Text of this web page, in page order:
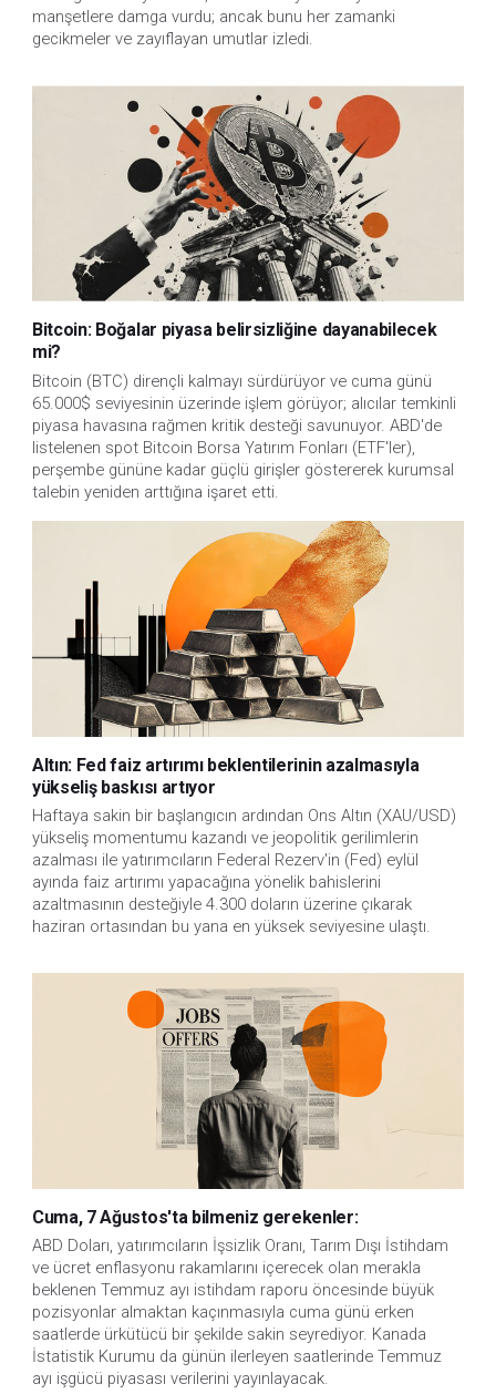
manşetlere damga vurdu; ancak bunu her zamanki
gecikmeler ve zayıflayan umutlar izledi.
Bitcoin: Boğalar piyasa belirsizliğine dayanabilecek
mi?
Bitcoin (BTC) dirençli kalmayı sürdürüyor ve cuma günü
65.000$ seviyesinin üzerinde işlem görüyor; alıcılar temkinli
piyasa havasına rağmen kritik desteği savunuyor. ABD'de
listelenen spot Bitcoin Borsa Yatırım Fonları (ETF'ler),
perşembe gününe kadar güçlü girişler göstererek kurumsal
talebin yeniden arttığına işaret etti.
Altın: Fed faiz artırımı beklentilerinin azalmasıyla
yükseliş baskısı artıyor
Haftaya sakin bir başlangıcın ardından Ons Altın (XAU/USD)
yükseliş momentumu kazandı ve jeopolitik gerilimlerin
azalması ile yatırımcıların Federal Rezerv'in (Fed) eylül
ayında faiz artırımı yapacağına yönelik bahislerini
azaltmasının desteğiyle 4.300 doların üzerine çıkarak
haziran ortasından bu yana en yüksek seviyesine ulaştı.
Cuma, 7 Ağustos'ta bilmeniz gerekenler:
ABD Doları, yatırımcıların İşsizlik Oranı, Tarım Dışı İstihdam
ve ücret enflasyonu rakamlarını içerecek olan merakla
beklenen Temmuz ayı istihdam raporu öncesinde büyük
pozisyonlar almaktan kaçınmasıyla cuma günü erken
saatlerde ürkütücü bir şekilde sakin seyrediyor. Kanada
İstatistik Kurumu da günün ilerleyen saatlerinde Temmuz
ayı işgücü piyasası verilerini yayınlayacak.